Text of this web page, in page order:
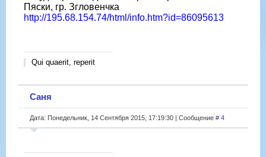
Пяски, гр. Згловенчка
http://195.68.154.74/html/info.htm?id=86095613
Qui quaerit, reperit
Саня
Дата: Понедельник, 14 Сентября 2015, 17:19:30 | Сообщение # 4